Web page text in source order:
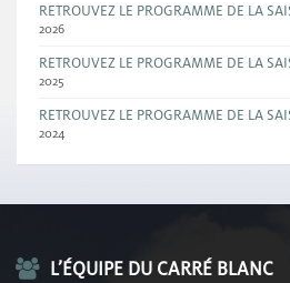
RETROUVEZ LE PROGRAMME DE LA
2026
RETROUVEZ LE PROGRAMME DE LA
2025
RETROUVEZ LE PROGRAMME DE LA
2024
L’ÉQUIPE DU CARRÉ BLANC